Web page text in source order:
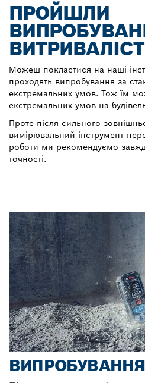
ПРОЙШЛИ
Можеш покластися на наші
проходять випробування за
екстремальних умов. Тож їм
екстремальних умов на
Проте після сильного
вимірювальний інструмент
роботи ми рекомендуємо
точності.